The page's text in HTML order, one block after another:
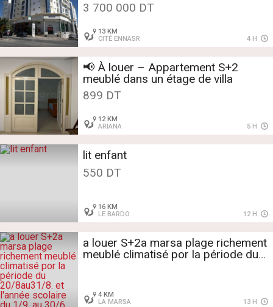
3 700 000 DT
13 KM
CITÉ ENNASR
4 H
📢 À louer – Appartement S+2
meublé dans un étage de villa
899 DT
12 KM
ARIANA
5 H
lit enfant
550 DT
16 KM
LE BARDO
12 H
a louer S+2a marsa plage richement
meublé climatisé por la période du
4 KM
LA MARSA
13 H